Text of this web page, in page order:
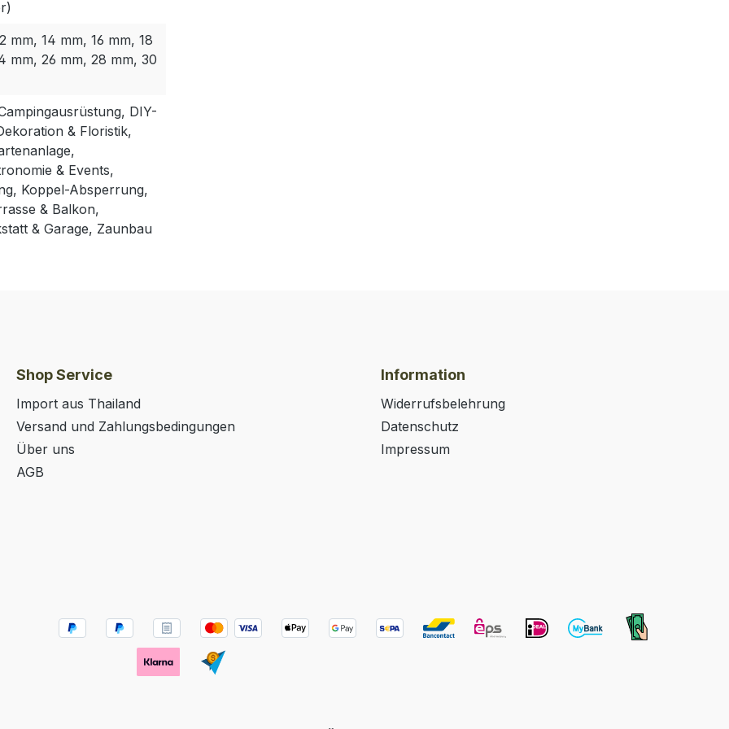
mm, 14 mm, 16 mm, 18
mm, 26 mm, 28 mm, 30
DIY-
& Floristik,
& Events,
Koppel-Absperrung,
& Balkon,
& Garage, Zaunbau
Shop Service
Import aus Thailand
Versand und Zahlungsbedingungen
Über uns
AGB
Information
Widerrufsbelehrung
Datenschutz
Impressum